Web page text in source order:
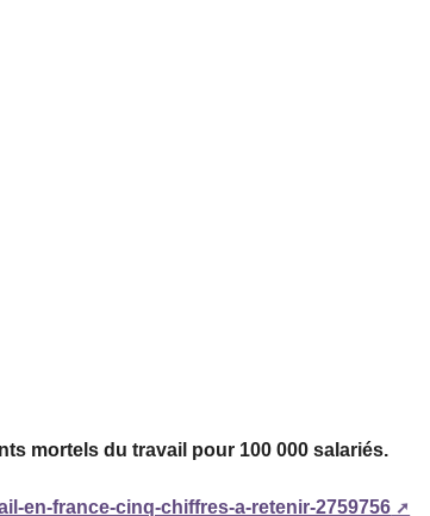
mortels du travail pour 100 000 salariés.
en-france-cinq-chiffres-a-retenir-2759756